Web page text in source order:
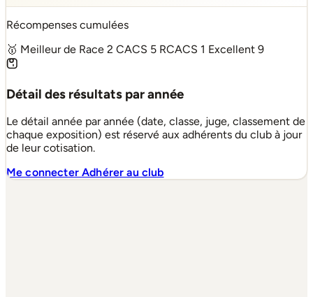
Récompenses cumulées
🥇 Meilleur de Race 2 CACS 5 RCACS 1 Excellent 9
Détail des résultats par année
Le détail année par année (date, classe, juge, classement de
chaque exposition) est réservé aux adhérents du club à jour
de leur cotisation.
Me connecterAdhérer au club